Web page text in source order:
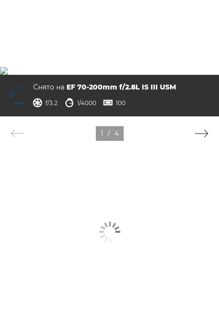
Снято на EF 70-200mm f/2.8L IS III USM
диафрагма
 f/3.2 выдержка
 1/4000 ISO
 100
1 / 4